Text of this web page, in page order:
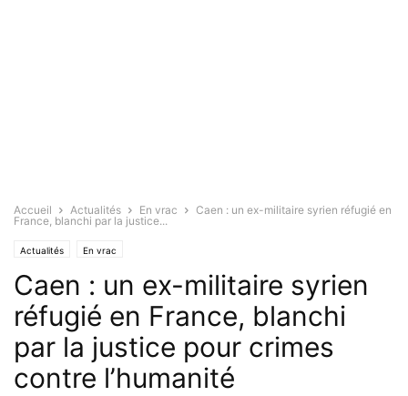
Accueil Actualités En vrac
Caen : un ex-militaire syrien réfugié en
France, blanchi par la justice...
Actualités En vrac
Caen : un ex-militaire syrien
réfugié en France, blanchi
par la justice pour crimes
contre l’humanité